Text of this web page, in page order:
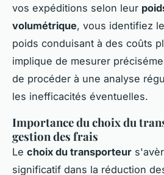
vos expéditions selon leur
volumétrique, vous identifiez
poids conduisant à des coûts
implique de mesurer
de procéder à une analyse
les inefficacités éventuelles.
Importance du choix du
gestion des frais
Le choix du transporteur
significatif dans la réduction